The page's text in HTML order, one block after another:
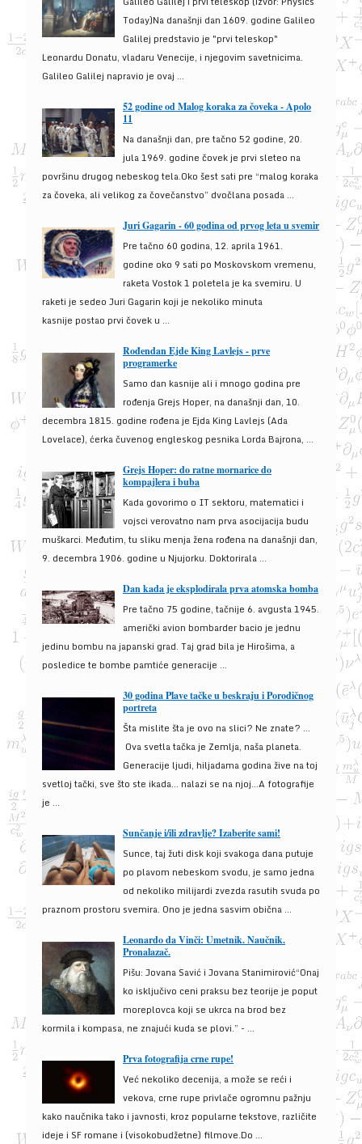
Today)Na današnji dan 1609. godine Galileo
Galilej predstavio je "prvi teleskop"
Leonardu Donatu, vladaru Venecije, i njegovim savetnicima.
Galileo Galilej napravio je ovaj ...
52 godine od Malog koraka za čoveka - Apolo
11
Na današnji dan, pre tačno 52 godine, 20.
jula 1969. godine čovek je prvi sleteo na
površinu drugog nebeskog tela.Oko šest sati pre “malog koraka
za čoveka, ali velikog za čovečanstvo” dvočlana posada ...
Juri Gagarin - 60 godina od prvog leta u svemir
Pre tačno 60 godina, 12. aprila 1961.
godine oko 9 sati po Moskovskom vremenu,
raketa Vostok 1 poletela je ka svemiru. U
raketi je sedeo Juri Gagarin koji je nekoliko minuta
kasnije postao prvi čovek u ...
Rođendan Ejde King Lavlejs - prve
programerke
Samo dan kasnije ali i mnogo godina pre
rođenja Grejs Hoper, na današnji dan, 10.
decembra 1815. godine rođena je Ejda King Lavlejs (Ada
Lovelace), ćerka čuvenog engleskog pesnika Lorda Bajrona, ...
Grejs Hoper: do ratne mornarice do
kompajlera i buba
Kada govorimo o IT sektoru, matematici i
vojsci verovatno nam prva asocijacija budu
muškarci. Međutim, tu sliku menja žena rođena na današnji dan,
9. decembra 1906. godine u Njujorku. Doktorirala ...
Dan kada je eksplodirala prva atomska bomba
Pre tačno 75 godine, tačnije 6. avgusta 1945.
američki avion bombarder bacio je jednu
jedinu bombu na japanski grad. Taj grad bila je Hirošima, a
posledice te bombe pamtiće generacije ...
30 godina Plave tačke u beskraju i Porodičnog
portreta
Šta mislite šta je ovo na slici? Ne znate? …
Ova svetla tačka je Zemlja, naša planeta.
Generacije ljudi, hiljadama godina žive na toj
svetloj tački, sve što ste ikada… nalazi se na njoj…A fotografije
je ...
Sunčanje i/ili zdravlje? Izaberite sami!
Sunce, taj žuti disk koji svakoga dana putuje
po plavom nebeskom svodu, je samo jedna
od nekoliko milijardi zvezda rasutih svuda po
praznom prostoru svemira. Ono je jedna sasvim obična ...
Leonardo da Vinči: Umetnik. Naučnik.
Pronalazač.
Pišu: Jovana Savić i Jovana Stanimirović“Onaj
ko isključivo ceni praksu bez teorije je poput
moreplovca koji se ukrca na brod bez
kormila i kompasa, ne znajući kuda se plovi.” - ...
Prva fotografija crne rupe!
Već nekoliko decenija, a može se reći i
vekova, crne rupe privlače ogromnu pažnju
kako naučnika tako i javnosti, kroz popularne tekstove, različite
ideje i SF romane i (visokobudžetne) filmove.Do ...